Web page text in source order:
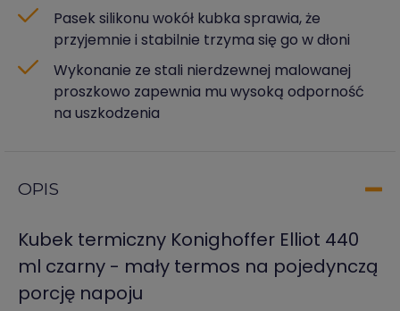
Pasek silikonu wokół kubka sprawia, że
przyjemnie i stabilnie trzyma się go w dłoni
Wykonanie ze stali nierdzewnej malowanej
proszkowo zapewnia mu wysoką odporność
na uszkodzenia
OPIS
Kubek termiczny Konighoffer Elliot 440
ml czarny - mały termos na pojedynczą
porcję napoju